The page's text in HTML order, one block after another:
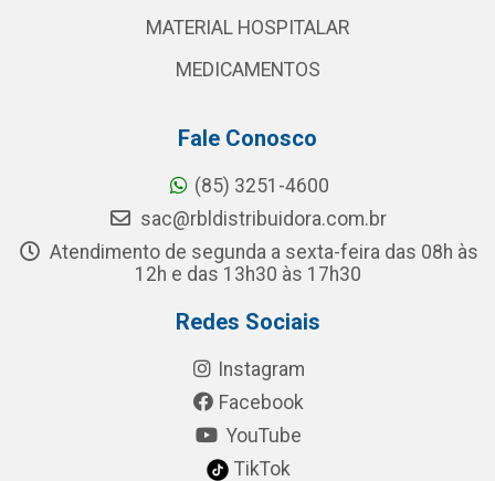
MATERIAL HOSPITALAR
MEDICAMENTOS
Fale Conosco
(85) 3251-4600
sac@rbldistribuidora.com.br
Atendimento de segunda a sexta-feira das 08h às
12h e das 13h30 às 17h30
Redes Sociais
Instagram
Facebook
YouTube
TikTok